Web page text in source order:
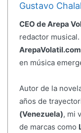
Gustavo
CEO de Arepa
redactor
ArepaVolatil.com
en música
Autor de la
años de
(Venezuela), mi
de marcas como